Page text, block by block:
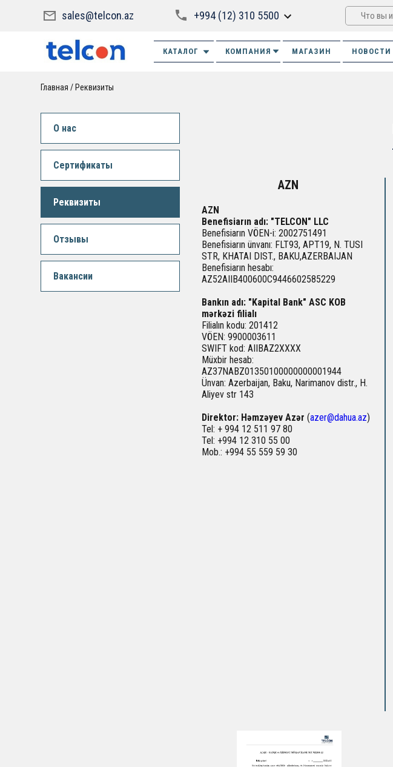
sales@telcon.az +994 (12) 310 5500
КАТАЛОГ КОМПАНИЯ МАГАЗИН НОВОСТИ
Главная Реквизиты
О нас
Сертификаты
Реквизиты
Отзывы
Вакансии
AZN
AZN
Benefisiarın adı: ″TELCON″ LLC
Benefisiarın VÖEN-i: 2002751491
Benefisiarın ünvanı: FLT93, APT19, N. TUSI
STR, KHATAI DIST., BAKU,AZERBAIJAN
Benefisiarın hesabı:
AZ52AIIB400600C9446602585229
Bankın adı: "Kapital Bank" ASC KOB
mərkəzi filialı
Filialın kodu: 201412
VÖEN: 9900003611
SWIFT kod: AIIBAZ2XXXX
Müxbir hesab:
AZ37NABZ01350100000000001944
Ünvan: Azerbaijan, Baku, Narimanov distr., H.
Aliyev str 143
Direktor: Həmzəyev Azər (azer@dahua.az)
Tel: + 994 12 511 97 80
Tel: +994 12 310 55 00
Mob.: +994 55 559 59 30